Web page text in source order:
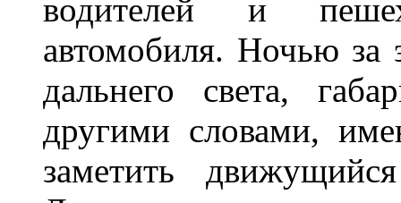
водителей и
автомобиля. Ночью за
дальнего света,
другими словами,
заметить